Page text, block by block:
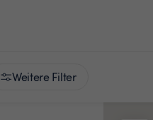
Weitere Filter